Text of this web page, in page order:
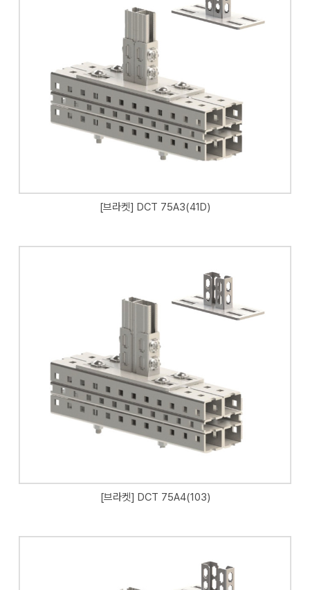
[브라켓] DCT 75A3(41D)
[브라켓] DCT 75A4(103)